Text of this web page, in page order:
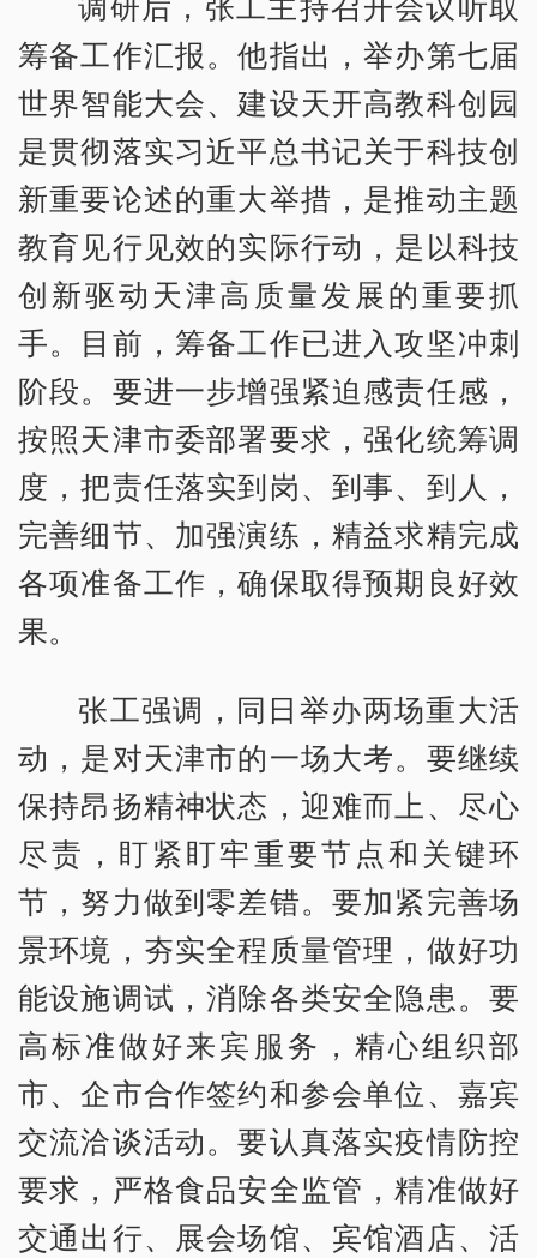
筹备工作汇报。他指出，举办第七届
世界智能大会、建设天开高教科创园
是贯彻落实习近平总书记关于科技创
新重要论述的重大举措，是推动主题
教育见行见效的实际行动，是以科技
创新驱动天津高质量发展的重要抓
手。目前，筹备工作已进入攻坚冲刺
阶段。要进一步增强紧迫感责任感，
按照天津市委部署要求，强化统筹调
度，把责任落实到岗、到事、到人，
完善细节、加强演练，精益求精完成
各项准备工作，确保取得预期良好效
果。
张工强调，同日举办两场重大活
动，是对天津市的一场大考。要继续
保持昂扬精神状态，迎难而上、尽心
尽责，盯紧盯牢重要节点和关键环
节，努力做到零差错。要加紧完善场
景环境，夯实全程质量管理，做好功
能设施调试，消除各类安全隐患。要
高标准做好来宾服务，精心组织部
市、企市合作签约和参会单位、嘉宾
交流洽谈活动。要认真落实疫情防控
要求，严格食品安全监管，精准做好
交通出行、展会场馆、宾馆酒店、活